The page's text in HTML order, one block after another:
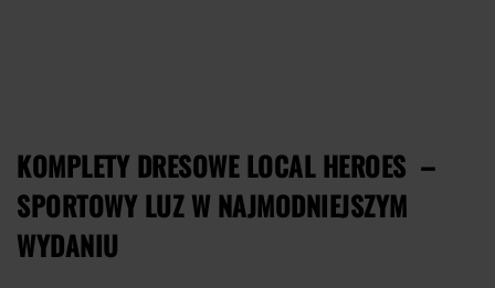
KOMPLETY DRESOWE LOCAL HEROES –
SPORTOWY LUZ W NAJMODNIEJSZYM
WYDANIU